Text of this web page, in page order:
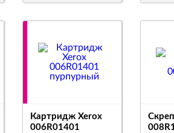
Картридж Xerox
006R01401